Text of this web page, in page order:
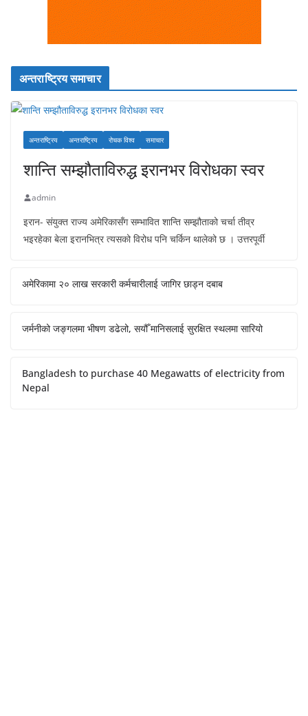
अन्तराष्ट्रिय समाचार
अन्तराष्ट्रिय अन्तराष्ट्रिय रोचक विश्व समाचार
शान्ति सम्झौताविरुद्ध इरानभर विरोधका स्वर
admin
इरान- संयुक्त राज्य अमेरिकासँग सम्भावित शान्ति सम्झौताको चर्चा तीव्र
भइरहेका बेला इरानभित्र त्यसको विरोध पनि चर्किन थालेको छ । उत्तरपूर्वी
अमेरिकामा २० लाख सरकारी कर्मचारीलाई जागिर छाड्न दबाब
जर्मनीको जङ्गलमा भीषण डढेलो, सयौँ मानिसलाई सुरक्षित स्थलमा सारियो
Bangladesh to purchase 40 Megawatts of electricity from
Nepal